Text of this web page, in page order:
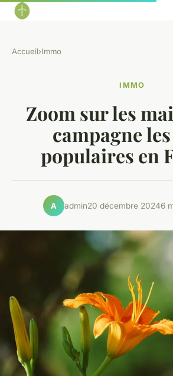
Accueil›Immo
IMMO
Zoom sur les
campagne
populaires en
A admin20 décembre 20246